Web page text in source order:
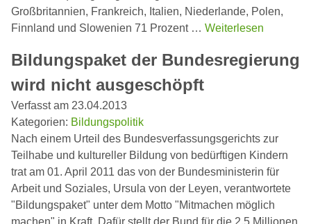
Großbritannien, Frankreich, Italien, Niederlande, Polen,
Finnland und Slowenien 71 Prozent … Weiterlesen
Bildungspaket der Bundesregierung
wird nicht ausgeschöpft
Verfasst am 23.04.2013
Kategorien: Bildungspolitik
Nach einem Urteil des Bundesverfassungsgerichts zur
Teilhabe und kultureller Bildung von bedürftigen Kindern
trat am 01. April 2011 das von der Bundesministerin für
Arbeit und Soziales, Ursula von der Leyen, verantwortete
"Bildungspaket" unter dem Motto "Mitmachen möglich
machen" in Kraft. Dafür stellt der Bund für die 2,5 Millionen